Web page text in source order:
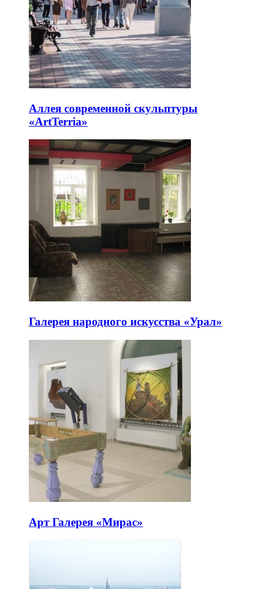
Аллея современной скульптуры
«ArtTerria»
Галерея народного искусства «Урал»
Арт Галерея «Мирас»